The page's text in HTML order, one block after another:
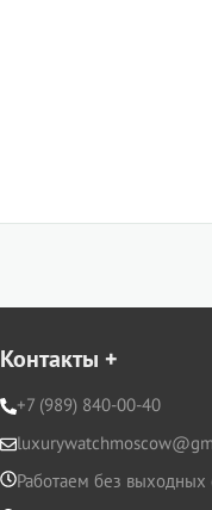
Контакты +
+7 (989) 840-00-40
Работаем без выходных